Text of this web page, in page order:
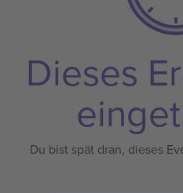
Dieses
Du bist spät dran, dieses